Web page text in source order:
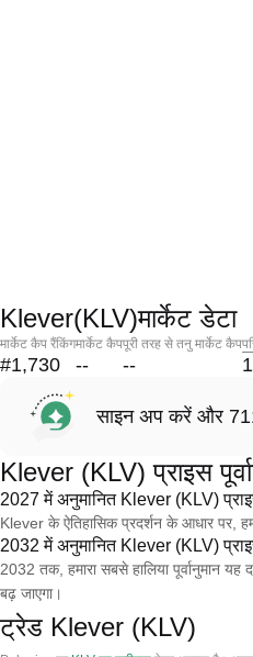
Klever(KLV)मार्केट डेटा
मार्केट कैप रैंकिंग
#1,730
मार्केट कैप
--
पूरी तरह से तनु मार्केट कैप
--
साइन अप करें और
Klever (KLV) प्राइस
2027 में अनुमानित Klever (KLV)
Klever के ऐतिहासिक प्रदर्शन के आधार पर,
2032 में अनुमानित Klever (KLV)
2032 तक, हमारा सबसे हालिया पूर्वानुमान
बढ़ जाएगा।
ट्रेड Klever (KLV)